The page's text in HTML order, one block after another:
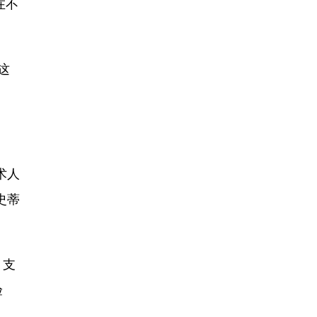
人
蒂